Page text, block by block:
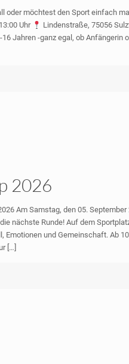
oder möchtest den Sport einfach
Uhr
Lindenstraße, 75056
16 Jahren -ganz egal, ob Anfängerin
2026
Am Samstag, den 05.
nächste Runde! Auf dem
Emotionen und Gemeinschaft. Ab
[…]